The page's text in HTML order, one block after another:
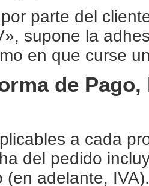
parte del
supone la
en que curse
de
a cada
del pedido
(en adelante,